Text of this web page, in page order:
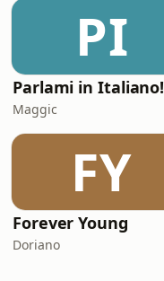
PI
Parlami in Italiano!
Maggic
FY
Forever Young
Doriano